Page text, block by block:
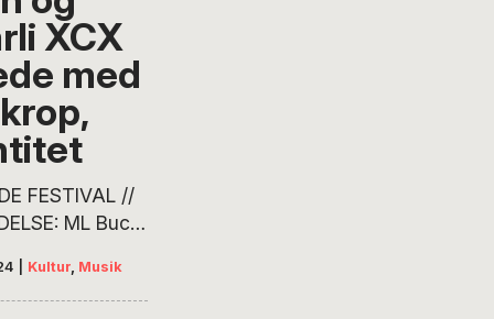
XCX
med
FESTIVAL //
ML Buch
sær, og Charli
en femmebot.
Kultur, Musik